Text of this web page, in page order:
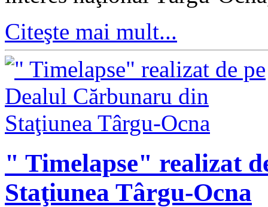
Citeşte mai mult...
" Timelapse" realizat
Staţiunea Târgu-Ocna